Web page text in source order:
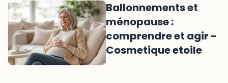
Ballonnements et
ménopause :
comprendre et agir -
Cosmetique etoile